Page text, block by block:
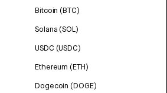
Bitcoin (BTC)
Solana (SOL)
USDC (USDC)
Ethereum (ETH)
Dogecoin (DOGE)